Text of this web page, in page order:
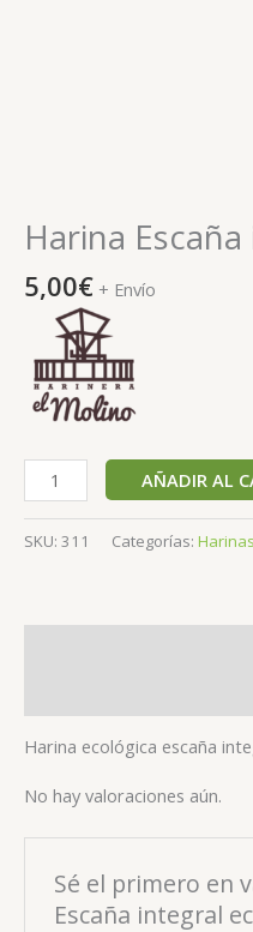
Harina
5,00€ + Envío
AÑADIR AL
SKU: 311 Categorías: Harinas
Harina ecológica escaña
No hay valoraciones aún.
Sé el primero en
Escaña integral